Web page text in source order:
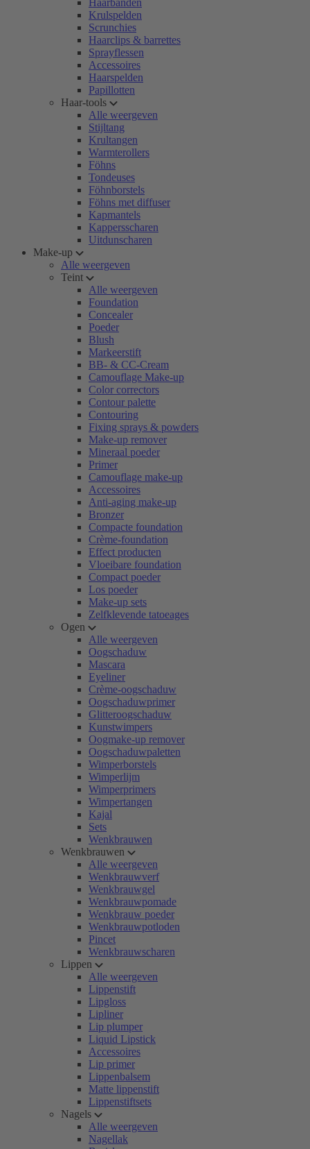
Haarbanden
Krulspelden
Scrunchies
Haarclips & barrettes
Sprayflessen
Accessoires
Haarspelden
Papillotten
Haar-tools
Alle weergeven
Stijltang
Krultangen
Warmterollers
Föhns
Tondeuses
Föhnborstels
Föhns met diffuser
Kapmantels
Kappersscharen
Uitdunscharen
Make-up
Alle weergeven
Teint
Alle weergeven
Foundation
Concealer
Poeder
Blush
Markeerstift
BB- & CC-Cream
Camouflage Make-up
Color correctors
Contour palette
Contouring
Fixing sprays & powders
Make-up remover
Mineraal poeder
Primer
Camouflage make-up
Accessoires
Anti-aging make-up
Bronzer
Compacte foundation
Crème-foundation
Effect producten
Vloeibare foundation
Compact poeder
Los poeder
Make-up sets
Zelfklevende tatoeages
Ogen
Alle weergeven
Oogschaduw
Mascara
Eyeliner
Crème-oogschaduw
Oogschaduwprimer
Glitteroogschaduw
Kunstwimpers
Oogmake-up remover
Oogschaduwpaletten
Wimperborstels
Wimperlijm
Wimperprimers
Wimpertangen
Kajal
Sets
Wenkbrauwen
Wenkbrauwen
Alle weergeven
Wenkbrauwverf
Wenkbrauwgel
Wenkbrauwpomade
Wenkbrauw poeder
Wenkbrauwpotloden
Pincet
Wenkbrauwscharen
Lippen
Alle weergeven
Lippenstift
Lipgloss
Lipliner
Lip plumper
Liquid Lipstick
Accessoires
Lip primer
Lippenbalsem
Matte lippenstift
Lippenstiftsets
Nagels
Alle weergeven
Nagellak